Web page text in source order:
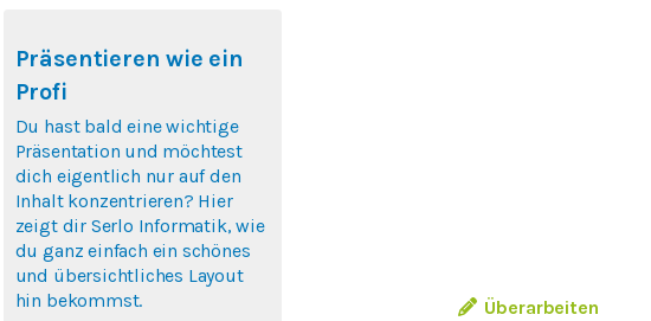
Überarbeiten
Präsentieren wie ein
Profi
Du hast bald eine wichtige
Präsentation und möchtest
dich eigentlich nur auf den
Inhalt konzentrieren? Hier
zeigt dir Serlo Informatik, wie
du ganz einfach ein schönes
und übersichtliches Layout
hin bekommst.